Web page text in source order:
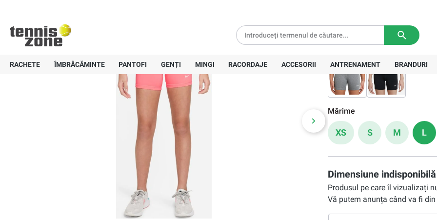
RACHETE ÎMBRĂCĂMINTE PANTOFI GENȚI MINGI RACORDAJE ACCESORII ANTRENAMENT BRANDURI
Preț recomandat:118,00 Lei
Mărime
XS S M L
Dimensiune indisponibilă
Produsul pe care îl vizualizați
Vă putem anunța când va fi